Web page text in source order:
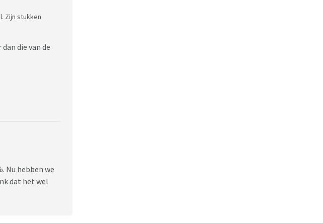
Zijn stukken
die van de
Nu hebben we
dat het wel